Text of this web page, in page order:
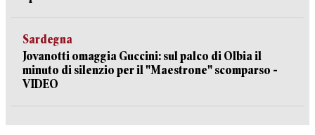
Sardegna
Jovanotti omaggia Guccini: sul palco di Olbia il
minuto di silenzio per il "Maestrone" scomparso -
VIDEO